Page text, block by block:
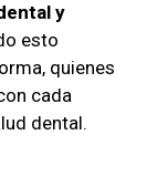
y
esto
quienes
cada
dental.